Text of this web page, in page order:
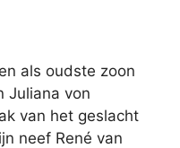
als oudste zoon
Juliana von
van het geslacht
neef René van